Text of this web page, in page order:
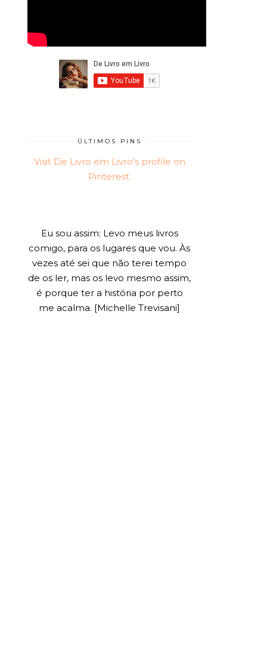
ÚLTIMOS PINS
Visit De Livro em Livro's profile on
Pinterest.
Eu sou assim: Levo meus livros
comigo, para os lugares que vou. Às
vezes até sei que não terei tempo
de os ler, mas os levo mesmo assim,
é porque ter a história por perto
me acalma. [Michelle Trevisani]